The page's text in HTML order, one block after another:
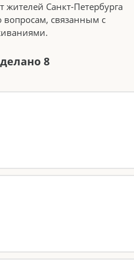
Санкт-Петербурга
вопросам, связанным с
8